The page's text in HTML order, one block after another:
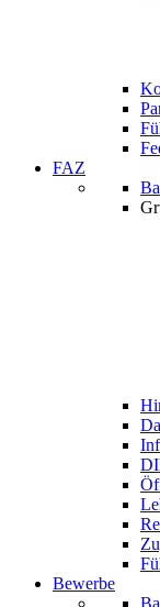
FAZ
Bewerbe